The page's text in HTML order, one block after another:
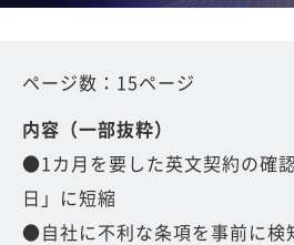
ページ数：15ページ
内容（一部抜粋）
●1カ月を要した英文契約の確
日」に短縮
●自社に不利な条項を事前に検